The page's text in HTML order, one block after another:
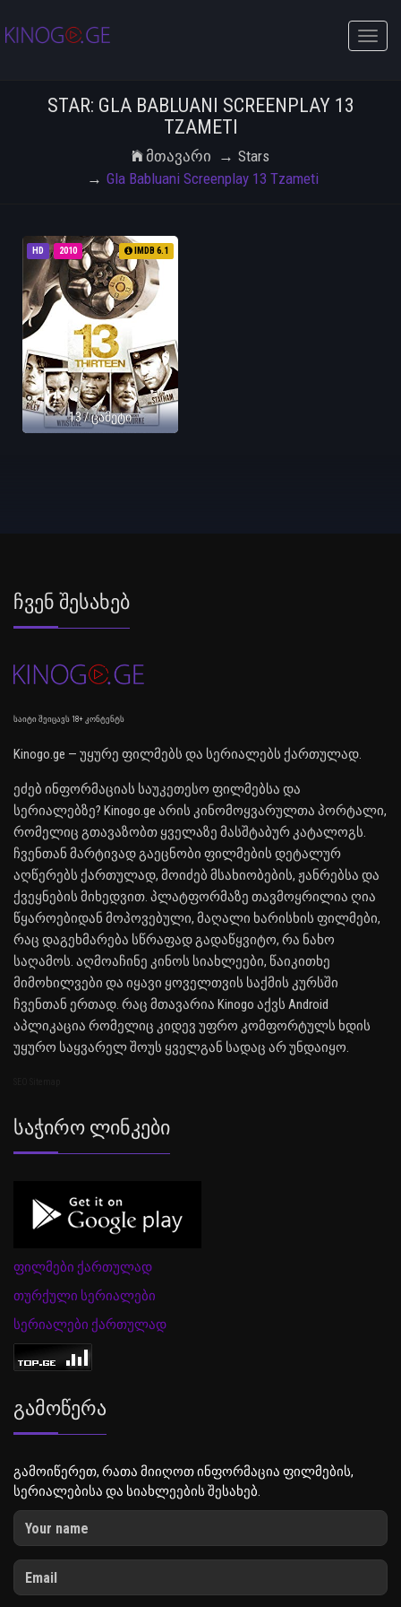
Toggle
STAR: GLA BABLUANI SCREENPLAY 13
TZAMETI
Მთავარი
Stars
Gla Babluani Screenplay 13 Tzameti
HD 2010 IMDB 6.1
13 / ცამეტი
Ჩვენ Შესახებ
საიტი შეიცავს 18+ კონტენტს
Kinogo.ge — უყურე ფილმებს და სერიალებს ქართულად.
ეძებ ინფორმაციას საუკეთესო ფილმებსა და
სერიალებზე? Kinogo.ge არის კინომოყვარულთა პორტალი,
რომელიც გთავაზობთ ყველაზე მასშტაბურ კატალოგს.
ჩვენთან მარტივად გაეცნობი ფილმების დეტალურ
აღწერებს ქართულად, მოიძებ მსახიობების, ჟანრებსა და
ქვეყნების მიხედვით. პლატფორმაზე თავმოყრილია ღია
წყაროებიდან მოპოვებული, მაღალი ხარისხის ფილმები,
რაც დაგეხმარება სწრაფად გადაწყვიტო, რა ნახო
საღამოს. აღმოაჩინე კინოს სიახლეები, წაიკითხე
მიმოხილვები და იყავი ყოველთვის საქმის კურსში
ჩვენთან ერთად. რაც მთავარია Kinogo აქვს Android
აპლიკაცია რომელიც კიდევ უფრო კომფორტულს ხდის
უყურო საყვარელ შოუს ყველგან სადაც არ უნდაიყო.
Საჭირო Ლინკები
ფილმები ქართულად
თურქული სერიალები
სერიალები ქართულად
Გამოწერა
გამოიწერეთ, რათა მიიღოთ ინფორმაცია ფილმების,
სერიალებისა და სიახლეების შესახებ.